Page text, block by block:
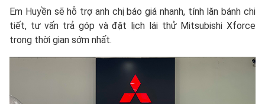
Em Huyền sẽ hỗ trợ anh chị báo giá nhanh, tính lăn bánh chi
tiết, tư vấn trả góp và đặt lịch lái thử Mitsubishi Xforce
trong thời gian sớm nhất.